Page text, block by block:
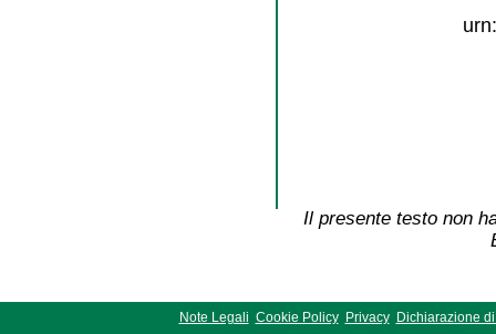
Il presente testo non
Note Legali Cookie Policy Privacy
Dichiarazione